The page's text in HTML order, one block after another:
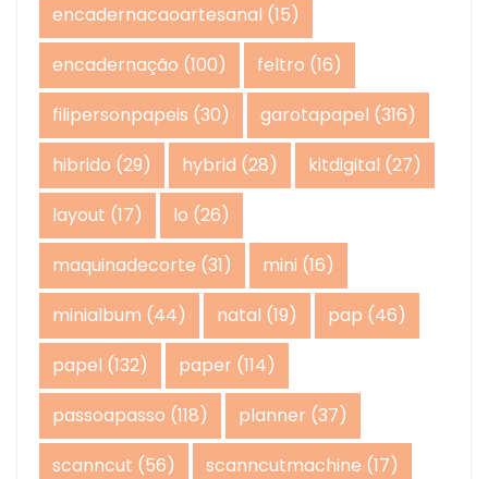
encadernacaoartesanal (15)
encadernação (100) feltro (16)
filipersonpapeis (30) garotapapel (316)
hibrido (29) hybrid (28) kitdigital (27)
layout (17) lo (26)
maquinadecorte (31) mini (16)
minialbum (44) natal (19) pap (46)
papel (132) paper (114)
passoapasso (118) planner (37)
scanncut (56) scanncutmachine (17)